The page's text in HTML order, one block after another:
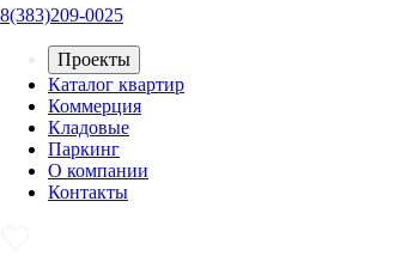
8(383)209-0025
Проекты
Каталог квартир
Коммерция
Кладовые
Паркинг
О компании
Контакты